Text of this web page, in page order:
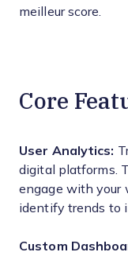
meilleur score.
Core
User Analytics:
digital platforms.
engage with your
identify trends to
Custom